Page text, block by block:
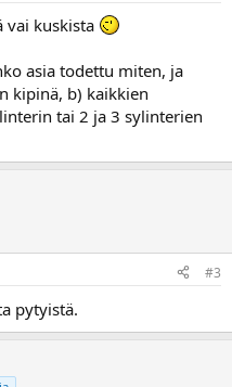
vai kuskista
asia todettu miten, ja
kipinä, b) kaikkien
tai 2 ja 3 sylinterien
#3
pytyistä.